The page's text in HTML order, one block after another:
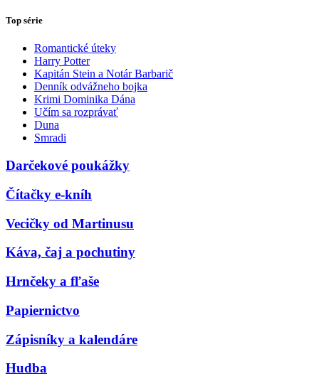
Top série
Romantické úteky
Harry Potter
Kapitán Stein a Notár Barbarič
Denník odvážneho bojka
Krimi Dominika Dána
Učím sa rozprávať
Duna
Smradi
Darčekové poukážky
Čítačky e-kníh
Vecičky od Martinusu
Káva, čaj a pochutiny
Hrnčeky a fľaše
Papiernictvo
Zápisníky a kalendáre
Hudba